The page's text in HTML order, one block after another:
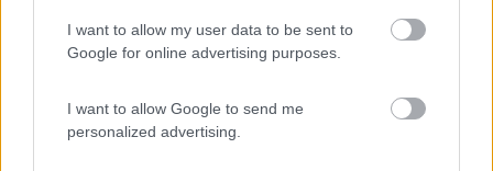
I want to allow my user data to be sent to
Google for online advertising purposes.
I want to allow Google to send me
personalized advertising.
in mezzo hai le biciclette, ma il gancio è proprio quello, marcato
fiamma.